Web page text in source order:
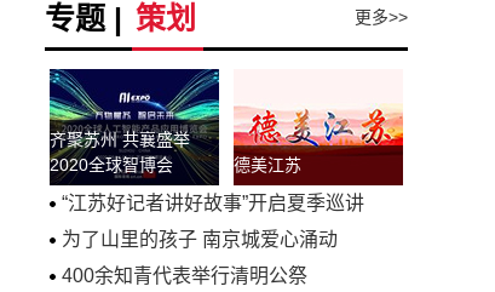
专题 | 策划 更多>>
齐聚苏州 共襄盛举
2020全球智博会
德美江苏
“江苏好记者讲好故事”开启夏季巡讲
为了山里的孩子 南京城爱心涌动
400余知青代表举行清明公祭